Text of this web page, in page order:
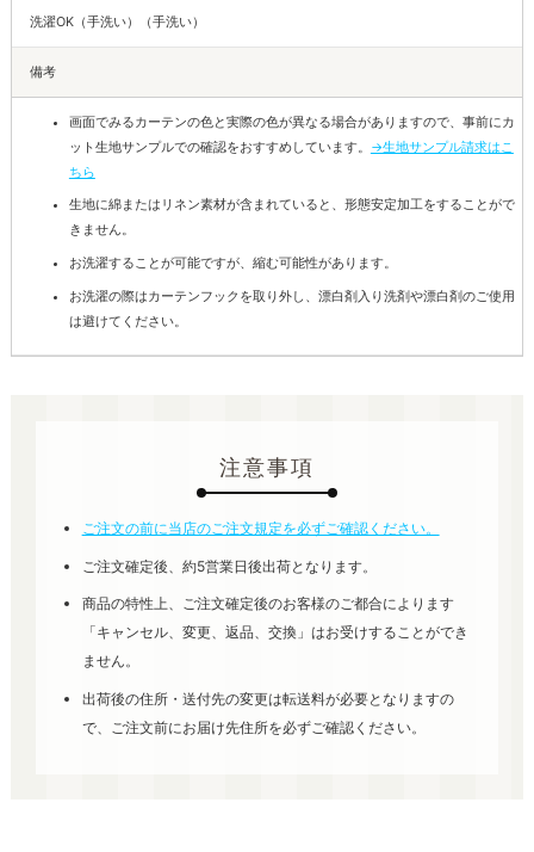
洗濯OK（手洗い）（手洗い）
備考
画面でみるカーテンの色と実際の色が異なる場合がありますので、事前にカ
ット生地サンプルでの確認をおすすめしています。 →生地サンプル請求はこ
ちら
生地に綿またはリネン素材が含まれていると、形態安定加工をすることがで
きません。
お洗濯することが可能ですが、縮む可能性があります。
お洗濯の際はカーテンフックを取り外し、漂白剤入り洗剤や漂白剤のご使用
は避けてください。
注意事項
ご注文の前に当店のご注文規定を必ずご確認ください。
ご注文確定後、約5営業日後出荷となります。
商品の特性上、ご注文確定後のお客様のご都合によります
「キャンセル、変更、返品、交換」はお受けすることができ
ません。
出荷後の住所・送付先の変更は転送料が必要となりますの
で、ご注文前にお届け先住所を必ずご確認ください。